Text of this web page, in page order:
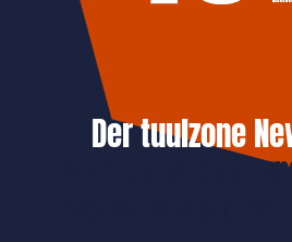
Der tuulzone
Jetzt anmelden